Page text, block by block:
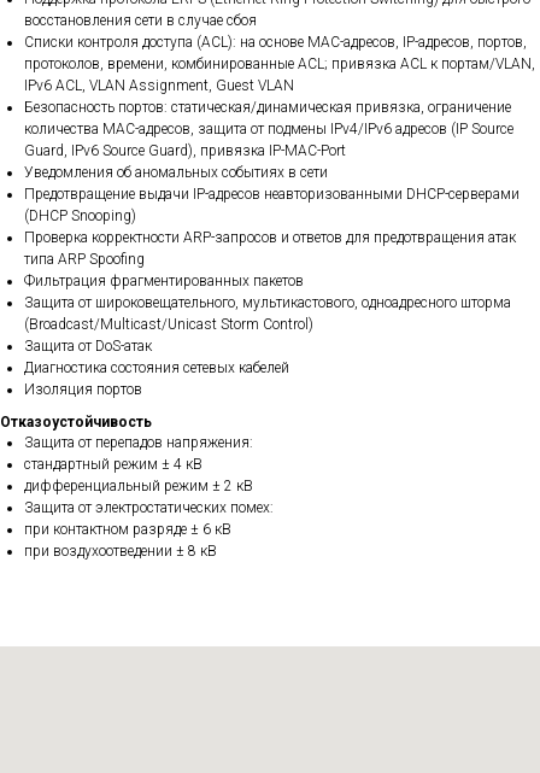
восстановления сети в случае сбоя
Списки контроля доступа (ACL): на основе MAC-адресов, IP-адресов, портов,
протоколов, времени, комбинированные ACL; привязка ACL к портам/VLAN,
IPv6 ACL, VLAN Assignment, Guest VLAN
Безопасность портов: статическая/динамическая привязка, ограничение
количества MAC-адресов, защита от подмены IPv4/IPv6 адресов (IP Source
Guard, IPv6 Source Guard), привязка IP-MAC-Port
Уведомления об аномальных событиях в сети
Предотвращение выдачи IP-адресов неавторизованными DHCP-серверами
(DHCP Snooping)
Проверка корректности ARP-запросов и ответов для предотвращения атак
типа ARP Spoofing
Фильтрация фрагментированных пакетов
Защита от широковещательного, мультикастового, одноадресного шторма
(Broadcast/Multicast/Unicast Storm Control)
Защита от DoS-атак
Диагностика состояния сетевых кабелей
Изоляция портов
Отказоустойчивость
Защита от перепадов напряжения:
стандартный режим ± 4 кВ
дифференциальный режим ± 2 кВ
Защита от электростатических помех:
при контактном разряде ± 6 кВ
при воздухоотведении ± 8 кВ